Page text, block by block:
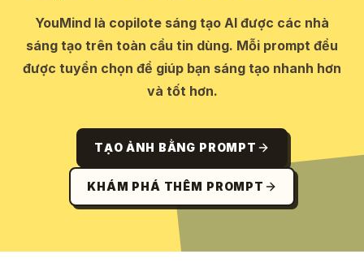
YouMind là copilote sáng tạo AI được các nhà
sáng tạo trên toàn cầu tin dùng. Mỗi prompt đều
được tuyển chọn để giúp bạn sáng tạo nhanh hơn
và tốt hơn.
TẠO ẢNH BẰNG PROMPT
KHÁM PHÁ THÊM PROMPT